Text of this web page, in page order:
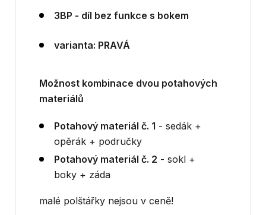
3BP - díl bez funkce s bokem
varianta: PRAVÁ
Možnost kombinace dvou potahových
materiálů
Potahový materiál č. 1 - sedák +
opěrák + područky
Potahový materiál č. 2 - sokl +
boky + záda
malé polštářky nejsou v ceně!